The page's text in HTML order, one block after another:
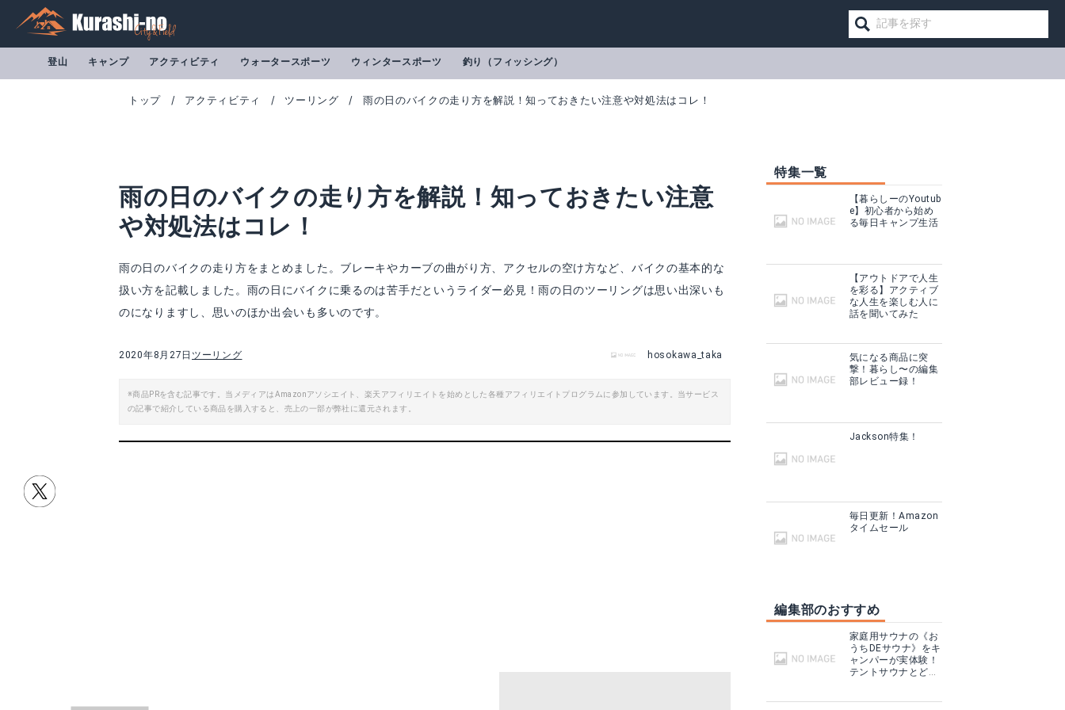
登山 キャンプ アクティビティ ウォータースポーツ ウィンタースポーツ 釣り（フィッシング）
トップ アクティビティ ツーリング 雨の日のバイクの走り方を解説！知っておきたい注意や対処法はコレ！
雨の日のバイクの走り方を解説！知っておきたい注意
や対処法はコレ！
雨の日のバイクの走り方をまとめました。ブレーキやカーブの曲がり方、アクセルの空け方など、バイクの基本的な
扱い方を記載しました。雨の日にバイクに乗るのは苦手だというライダー必見！雨の日のツーリングは思い出深いも
のになりますし、思いのほか出会いも多いのです。
2020年8月27日 ツーリング hosokawa_taka
※商品PRを含む記事です。当メディアはAmazonアソシエイト、楽天アフィリエイトを始めとした各種アフィリエイトプログラムに参加しています。当サービス
の記事で紹介している商品を購入すると、売上の一部が弊社に還元されます。
特集一覧
【暮らしーのYoutub
e】初心者から始め
る毎日キャンプ生活
【アウトドアで人生
を彩る】アクティブ
な人生を楽しむ人に
話を聞いてみた
気になる商品に突
撃！暮らし〜の編集
部レビュー録！
Jackson特集！
毎日更新！Amazon
タイムセール
編集部のおすすめ
家庭用サウナの《お
うちDEサウナ》をキ
ャンパーが実体験！
テントサウナとどこ